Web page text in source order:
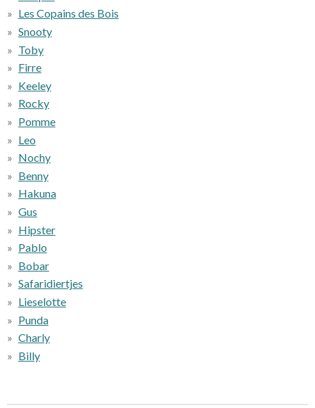
Les Copains des Bois
Snooty
Toby
Firre
Keeley
Rocky
Pomme
Leo
Nochy
Benny
Hakuna
Gus
Hipster
Pablo
Bobar
Safaridiertjes
Lieselotte
Punda
Charly
Billy